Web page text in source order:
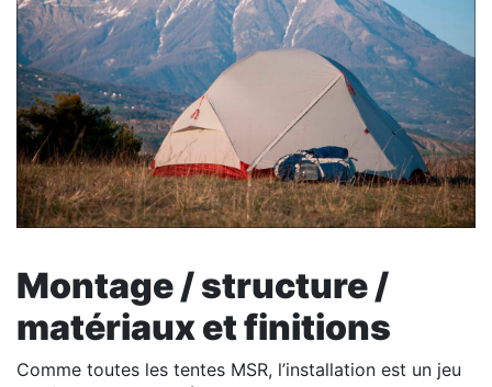
Montage / structure /
matériaux et finitions
Comme toutes les tentes MSR, l’installation est un jeu